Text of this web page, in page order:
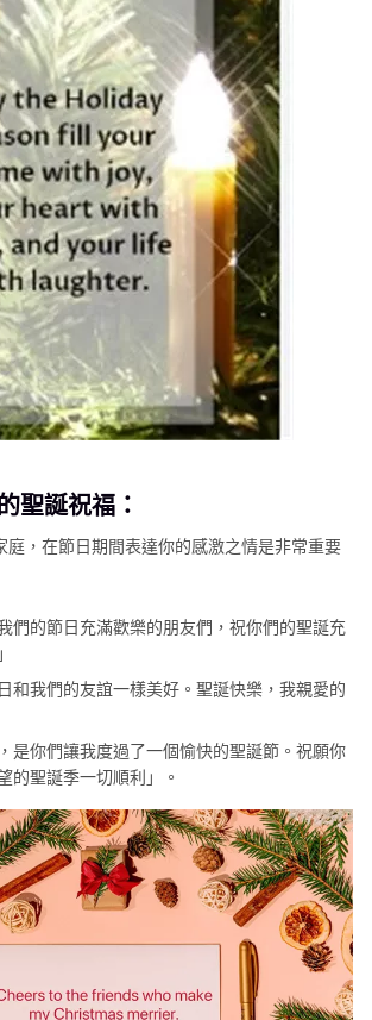
聖誕祝福：
庭，在節日期間表達你的感激之情是非常重要
們的節日充滿歡樂的朋友們，祝你們的聖誕充
和我們的友誼一樣美好。聖誕快樂，我親愛的
是你們讓我度過了一個愉快的聖誕節。祝願你
的聖誕季一切順利」。